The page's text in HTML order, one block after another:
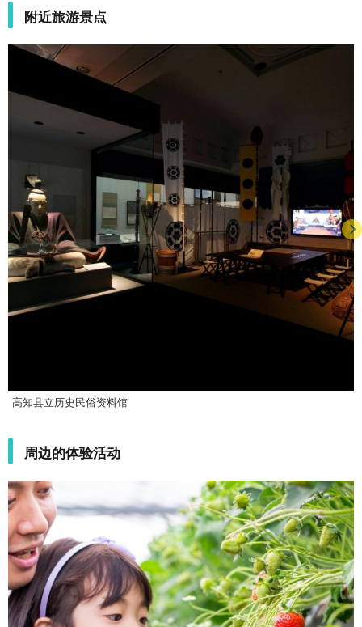
附近旅游景点
高知县立历史民俗资料馆
周边的体验活动